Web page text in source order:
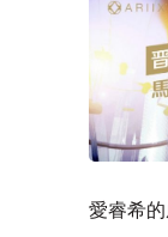
愛睿希